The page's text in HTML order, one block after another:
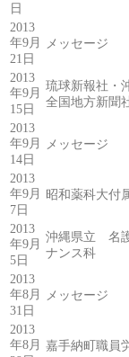
日
2013
年9月
21日
メッセージ
2013
年9月
15日
琉球新報社・
全国地方新聞
2013
年9月
14日
メッセージ
2013
年9月
7日
昭和薬科大付
2013
年9月
5日
沖縄県立 名
ナンス科
2013
年8月
31日
メッセージ
2013
年8月 嘉手納町職員